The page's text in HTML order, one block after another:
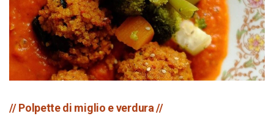
// Polpette di miglio e verdura //